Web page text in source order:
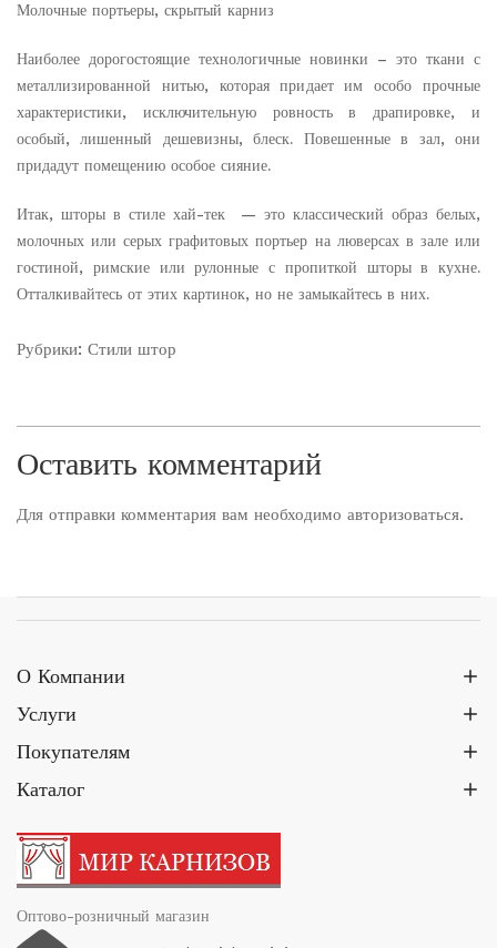
Молочные портьеры, скрытый карниз
Наиболее дорогостоящие технологичные новинки – это ткани с
металлизированной нитью, которая придает им особо прочные
характеристики, исключительную ровность в драпировке, и
особый, лишенный дешевизны, блеск. Повешенные в зал, они
придадут помещению особое сияние.
Итак, шторы в стиле хай-тек — это классический образ белых,
молочных или серых графитовых портьер на люверсах в зале или
гостиной, римские или рулонные с пропиткой шторы в кухне.
Отталкивайтесь от этих картинок, но не замыкайтесь в них.
Рубрики: Стили штор
Оставить комментарий
Для отправки комментария вам необходимо авторизоваться.
О Компании
Услуги
Покупателям
Каталог
Оптово-розничный магазин